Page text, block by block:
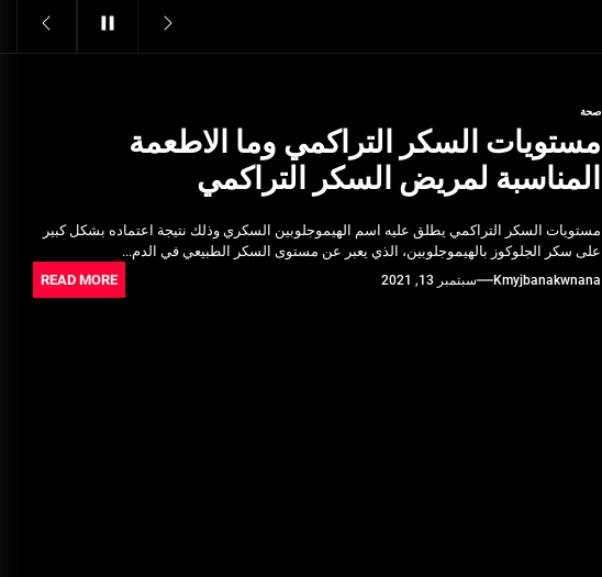
فتح اقفال الزهراء: تحقيق الأمان
نوفمبر 22, 2025
Pre-shipment Inspection
صحة
مستويات السكر التراكمي وما الاطعمة
المناسبة لمريض السكر التراكمي
مستويات السكر التراكمي يطلق عليه اسم الهيموجلوبين السكري وذلك نتيجة اعتماده بشكل كبير
على سكر الجلوكوز بالهيموجلوبين، الذي يعبر عن مستوى السكر الطبيعي في الدم...
Kmyjbanakwnana سبتمبر 13, 2021 READ MORE